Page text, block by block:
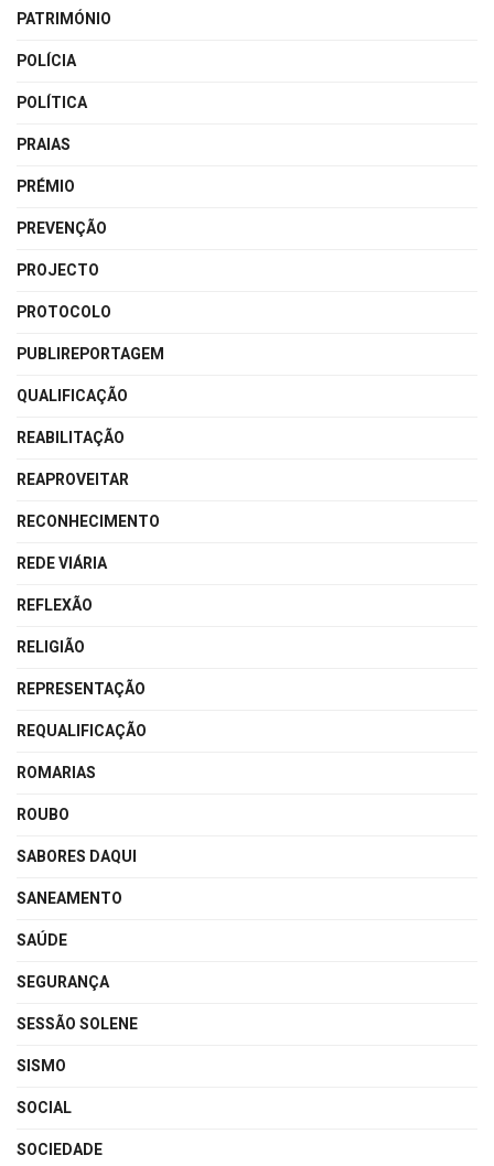
PATRIMÓNIO
POLÍCIA
POLÍTICA
PRAIAS
PRÉMIO
PREVENÇÃO
PROJECTO
PROTOCOLO
PUBLIREPORTAGEM
QUALIFICAÇÃO
REABILITAÇÃO
REAPROVEITAR
RECONHECIMENTO
REDE VIÁRIA
REFLEXÃO
RELIGIÃO
REPRESENTAÇÃO
REQUALIFICAÇÃO
ROMARIAS
ROUBO
SABORES DAQUI
SANEAMENTO
SAÚDE
SEGURANÇA
SESSÃO SOLENE
SISMO
SOCIAL
SOCIEDADE